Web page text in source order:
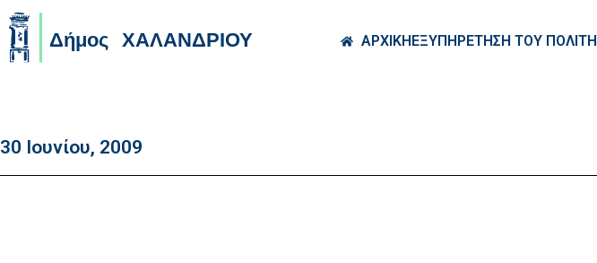
ΑΡΧΙΚΗΕΞΥΠΗΡΕΤΗΣΗ ΤΟΥ ΠΟΛΙΤΗ
30 Ιουνίου, 2009